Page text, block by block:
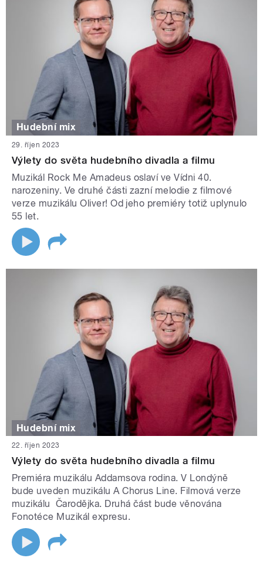
Hudební mix
29. říjen 2023
Výlety do světa hudebního divadla a filmu
Muzikál Rock Me Amadeus oslaví ve Vídni 40.
narozeniny. Ve druhé části zazní melodie z filmové
verze muzikálu Oliver! Od jeho premiéry totiž uplynulo
55 let.
Hudební mix
22. říjen 2023
Výlety do světa hudebního divadla a filmu
Premiéra muzikálu Addamsova rodina. V Londýně
bude uveden muzikálu A Chorus Line. Filmová verze
muzikálu Čarodějka. Druhá část bude věnována
Fonotéce Muzikál expresu.